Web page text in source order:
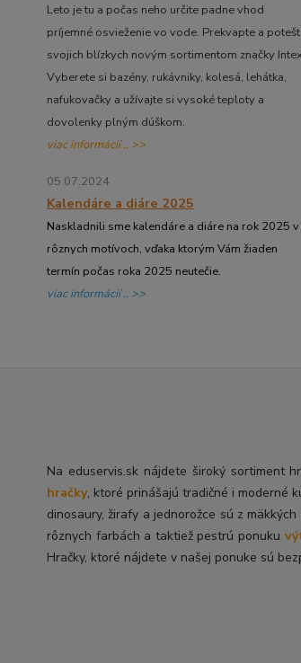
Leto je tu a počas neho určite padne vhod
príjemné osvieženie vo vode. Prekvapte a
svojich blízkych novým sortimentom značky
Vyberete si bazény, rukávniky, kolesá, lehátka,
nafukovačky a užívajte si vysoké teploty a
dovolenky plným dúškom.
viac informácií .. >>
05.07.2024
Kalendáre a diáre 2025
Naskladnili sme kalendáre a diáre na rok 2025 v
rôznych motívoch, vďaka ktorým Vám žiaden
termín počas roka 2025 neutečie.
viac informácií .. >>
Na eduservis.sk nájdete široký sortiment
hračky, ktoré prinášajú tradičné i moderné
dinosaury, žirafy a jednorožce sú z
rôznych farbách a taktiež pestrú ponuku
Hračky, ktoré nájdete v našej ponuke sú